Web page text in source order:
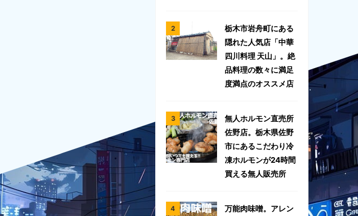
栃木市岩舟町にある
隠れた人気店「中華
四川料理 天山」。絶
品料理の数々に満足
度満点のオススメ店
無人ホルモン直売所
佐野店。栃木県佐野
市にあるこだわり冷
凍ホルモンが24時間
買える無人販売所
万能肉味噌。アレン